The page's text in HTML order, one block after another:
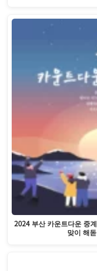
2024 부산 카운트다운 중
맞이 해